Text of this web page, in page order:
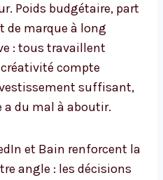
Poids budgétaire, part
de marque à long
: tous travaillent
compte
suffisant,
du mal à aboutir.
et Bain renforcent la
angle : les décisions